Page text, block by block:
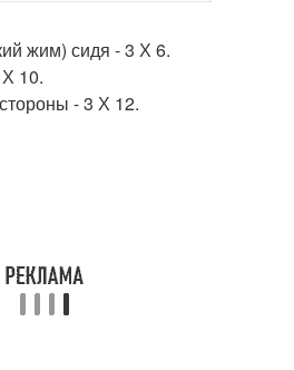
жим) сидя - 3 Х 6.
10.
- 3 Х 12.